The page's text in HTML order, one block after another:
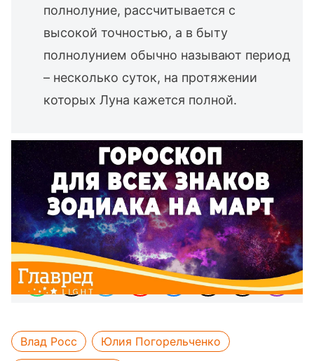
полнолуние, рассчитывается с
высокой точностью, а в быту
полнолунием обычно называют период
– несколько суток, на протяжении
которых Луна кажется полной.
Наши стандарты:Редакционная политика сайта
Главред
Следите за событиями вместе с
Главредом в Google!
Мы в соцсетях:
Влад Росс
Юлия Погорельченко